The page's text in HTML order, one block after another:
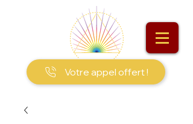
Votre appel offert !